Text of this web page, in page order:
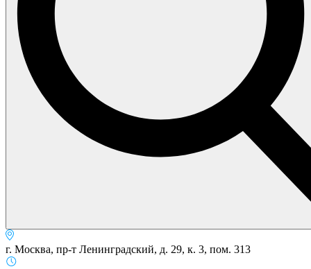
г. Москва, пр-т Ленинградский, д. 29, к. 3, пом. 313